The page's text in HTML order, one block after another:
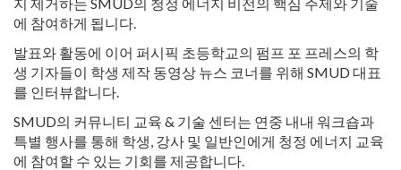
에 참여하게 됩니다.
발표와 활동에 이어 퍼시픽 초등학교의 펌프 포 프레스의 학
생 기자들이 학생 제작 동영상 뉴스 코너를 위해 SMUD 대표
를 인터뷰합니다.
SMUD의 커뮤니티 교육 & 기술 센터는 연중 내내 워크숍과
특별 행사를 통해 학생, 강사 및 일반인에게 청정 에너지 교육
에 참여할 수 있는 기회를 제공합니다.